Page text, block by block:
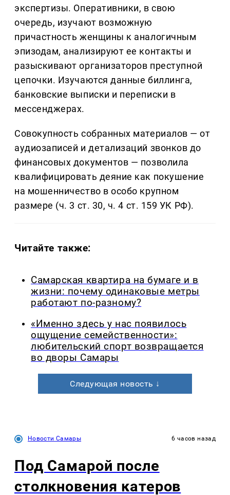
экспертизы. Оперативники, в свою
очередь, изучают возможную
причастность женщины к аналогичным
эпизодам, анализируют ее контакты и
разыскивают организаторов преступной
цепочки. Изучаются данные биллинга,
банковские выписки и переписки в
мессенджерах.
Совокупность собранных материалов — от
аудиозаписей и детализаций звонков до
финансовых документов — позволила
квалифицировать деяние как покушение
на мошенничество в особо крупном
размере (ч. 3 ст. 30, ч. 4 ст. 159 УК РФ).
Читайте также:
Самарская квартира на бумаге и в
жизни: почему одинаковые метры
работают по-разному?
«Именно здесь у нас появилось
ощущение семейственности»:
любительский спорт возвращается
во дворы Самары
Следующая новость ↓
Новости Самары 6 часов назад
Под Самарой после
столкновения катеров